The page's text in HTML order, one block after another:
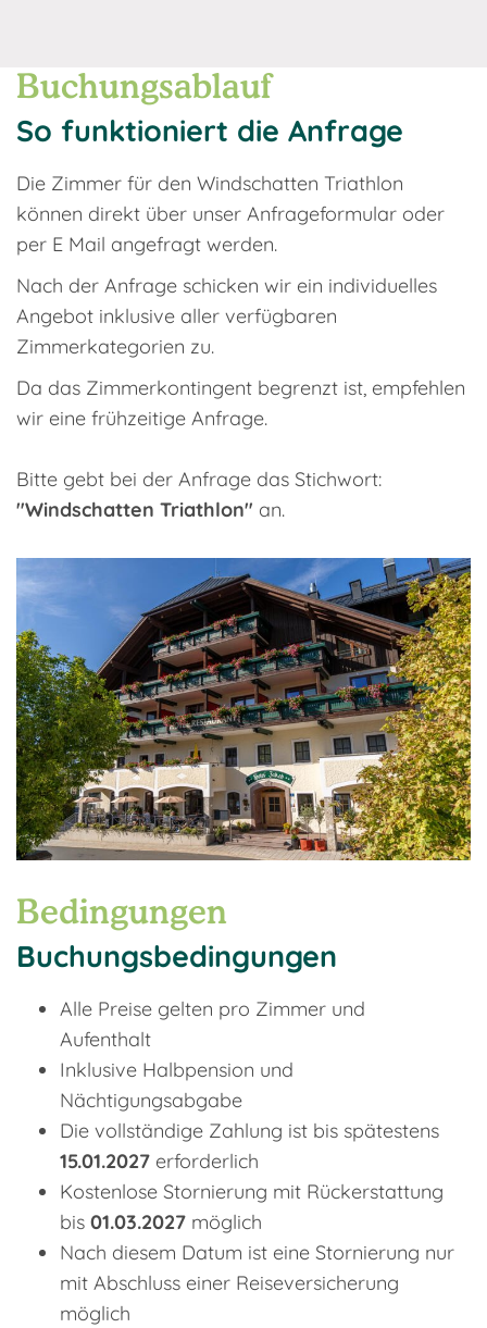
Buchungsablauf
So funktioniert die Anfrage
Die Zimmer für den Windschatten Triathlon
können direkt über unser Anfrageformular oder
per E Mail angefragt werden.
Nach der Anfrage schicken wir ein individuelles
Angebot inklusive aller verfügbaren
Zimmerkategorien zu.
Da das Zimmerkontingent begrenzt ist, empfehlen
wir eine frühzeitige Anfrage.
Bitte gebt bei der Anfrage das Stichwort:
"Windschatten Triathlon" an.
Bedingungen
Buchungsbedingungen
Alle Preise gelten pro Zimmer und
Aufenthalt
Inklusive Halbpension und
Nächtigungsabgabe
Die vollständige Zahlung ist bis spätestens
15.01.2027 erforderlich
Kostenlose Stornierung mit Rückerstattung
bis 01.03.2027 möglich
Nach diesem Datum ist eine Stornierung nur
mit Abschluss einer Reiseversicherung
möglich